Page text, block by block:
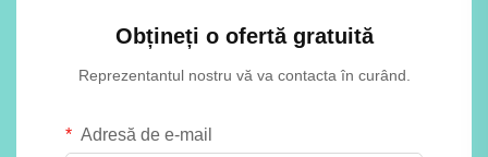
Obțineți o ofertă gratuită
Reprezentantul nostru vă va contacta în curând.
Adresă de e-mail